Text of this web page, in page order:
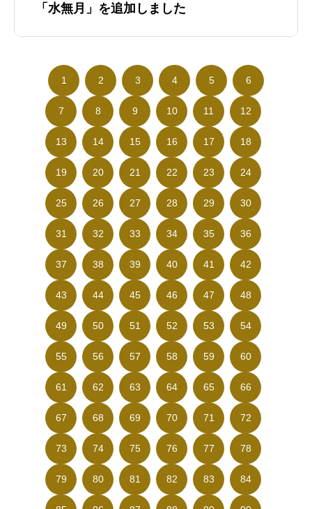
「水無月」を追加しました
1 2 3 4 5 6
7 8 9 10 11 12
13 14 15 16 17 18
19 20 21 22 23 24
25 26 27 28 29 30
31 32 33 34 35 36
37 38 39 40 41 42
43 44 45 46 47 48
49 50 51 52 53 54
55 56 57 58 59 60
61 62 63 64 65 66
67 68 69 70 71 72
73 74 75 76 77 78
79 80 81 82 83 84